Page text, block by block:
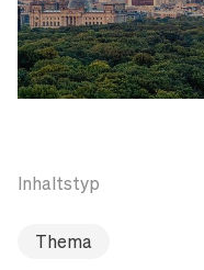
Inhaltstyp
Thema